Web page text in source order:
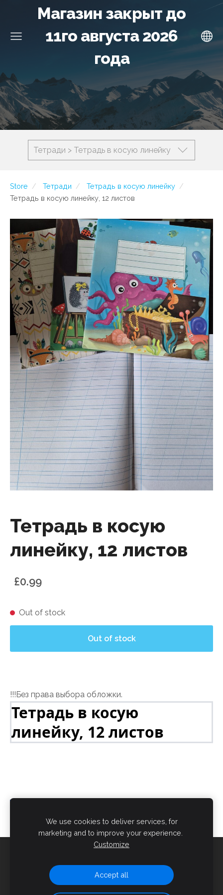
Магазин закрыт до
11го августа 2026
года
Тетради > Тетрадь в косую линейку
Store Тетради
Тетрадь в косую линейку
Тетрадь в косую линейку, 12 листов
Тетрадь в косую
линейку, 12 листов
£0.99
Out of stock
Out of stock
!!!Без права выбора обложки.
Тетрадь в косую
линейку, 12 листов
Created with
- the world's easiest to use website
We use cookies to deliver services, for
marketing and to improve your experience.
Customize
Accept all